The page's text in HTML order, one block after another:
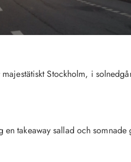
Stockholm, i
en takeaway sallad och somnade